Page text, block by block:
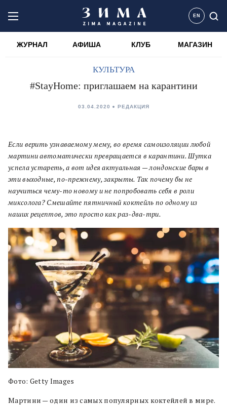
EN
ЖУРНАЛ АФИША КЛУБ МАГАЗИН
КУЛЬТУРА
#StayHome: приглашаем на карантини
03.04.2020 РЕДАКЦИЯ
Если верить узнаваемому мему, во время самоизоляции любой
мартини автоматически превращается в карантини. Шутка
успела устареть, а вот идея актуальная — лондонские бары в
эти выходные, по-прежнему, закрыты. Так почему бы не
научиться чему-то новому и не попробовать себя в роли
миксолога? Смешайте пятничный коктейль по одному из
наших рецептов, это просто как раз-два-три.
Фото: Getty Images
Мартини — один из самых популярных коктейлей в мире.